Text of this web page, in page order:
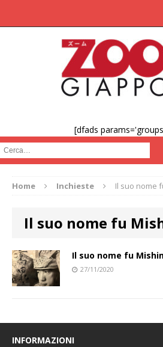
[dfads
Cerca :
Home Inchieste Il suo nome
Il suo nome fu
Il suo nome fu
27/11/2020
INFORMAZIONI